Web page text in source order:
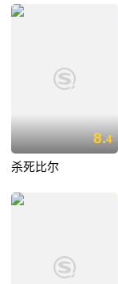
8.4
杀死比尔